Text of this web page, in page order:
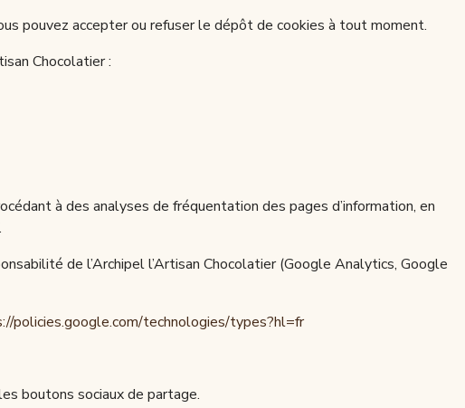
pouvez accepter ou refuser le dépôt de cookies à tout moment.
Chocolatier :
à des analyses de fréquentation des pages d’information, en
de l’Archipel l’Artisan Chocolatier (Google Analytics, Google
policies.google.com/technologies/types?hl=fr
boutons sociaux de partage.